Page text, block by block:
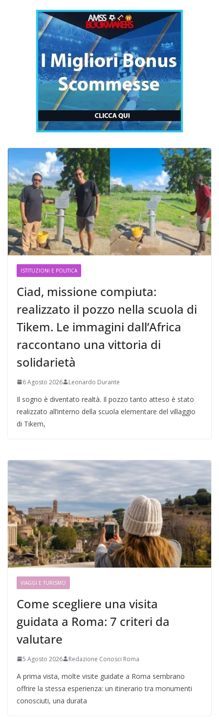
ISTITUZIONI E POLITICA
Ciad, missione compiuta:
realizzato il pozzo nella scuola di
Tikem. Le immagini dall’Africa
raccontano una vittoria di
solidarietà
6 Agosto 2026 Leonardo Durante
Il sogno è diventato realtà. Il pozzo tanto atteso è stato
realizzato all’interno della scuola elementare del villaggio
di Tikem,
VIAGGI E TURISMO
Come scegliere una visita
guidata a Roma: 7 criteri da
valutare
5 Agosto 2026 Redazione Conosci Roma
A prima vista, molte visite guidate a Roma sembrano
offrire la stessa esperienza: un itinerario tra monumenti
conosciuti, una durata